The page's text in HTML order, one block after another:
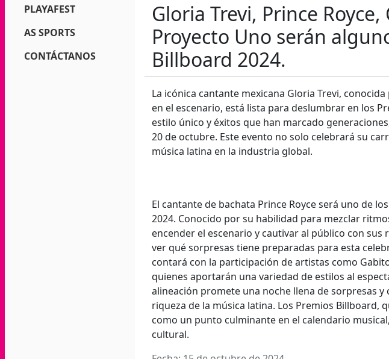
PLAYAFEST
AS SPORTS
CONTÁCTANOS
Gloria Trevi, Prince
Proyecto Uno serán
Billboard 2024.
La icónica cantante mexicana Gloria Trevi,
en el escenario, está lista para deslumbrar en los
estilo único y éxitos que han marcado
20 de octubre. Este evento no solo celebrará su
música latina en la industria global.
El cantante de bachata Prince Royce será uno de
2024. Conocido por su habilidad para mezclar
encender el escenario y cautivar al público con
ver qué sorpresas tiene preparadas para esta
contará con la participación de artistas como
quienes aportarán una variedad de estilos al
alineación promete una noche llena de sorpresas
riqueza de la música latina. Los Premios Billboard,
como un punto culminante en el calendario
cultural.